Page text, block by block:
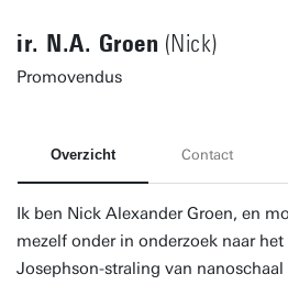
ir. N.A. Groen (Nick)
Promovendus
Overzicht Contact
Ik ben Nick Alexander Groen, en
mezelf onder in onderzoek naar
Josephson-straling van